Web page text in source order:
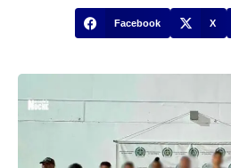
Facebook X